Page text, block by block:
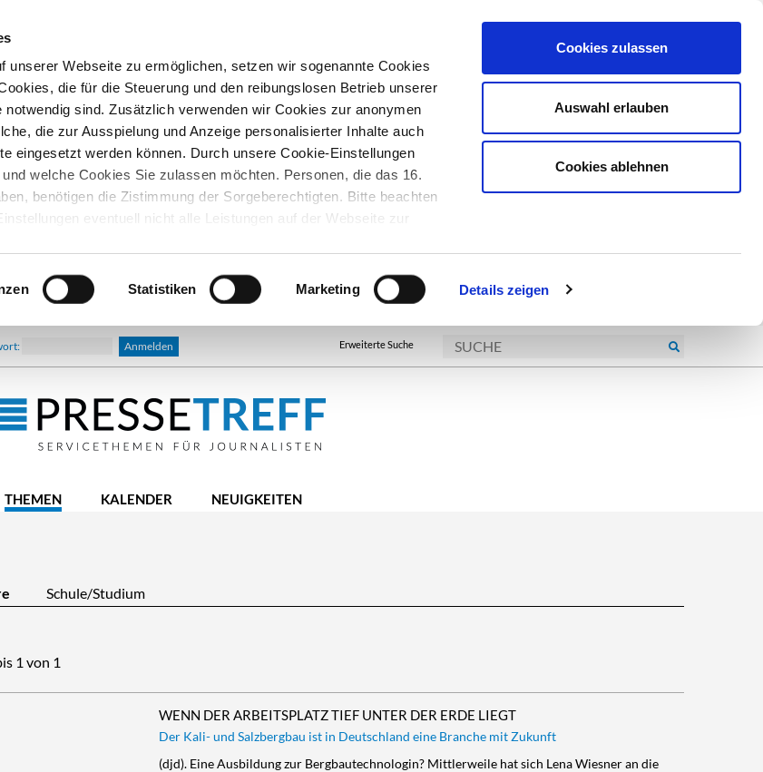
unserer Webseite zu ermöglichen, setzen wir sogenannte Cookies
die für die Steuerung und den reibungslosen Betrieb unserer
sind. Zusätzlich verwenden wir Cookies zur anonymen
die zur Ausspielung und Anzeige personalisierter Inhalte auch
eingesetzt werden können. Durch unsere Cookie-Einstellungen
welche Cookies Sie zulassen möchten. Personen, die das 16.
benötigen die Zistimmung der Sorgeberechtigten. Bitte beachten
eventuell nicht alle Leistungen auf der Webseite zur
Statistiken Marketing Details zeigen
Cookies zulassen
Auswahl erlauben
Cookies ablehnen
Erweiterte Suche
THEMEN KALENDER NEUIGKEITEN
Schule/Studium
1 von 1
WENN DER ARBEITSPLATZ TIEF UNTER DER ERDE LIEGT
Der Kali- und Salzbergbau ist in Deutschland eine Branche mit Zukunft
(djd). Eine Ausbildung zur Bergbautechnologin? Mittlerweile hat sich Lena Wiesner an die